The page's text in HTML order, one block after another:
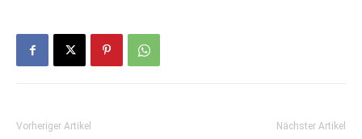
Vorheriger Artikel Nächster Artikel